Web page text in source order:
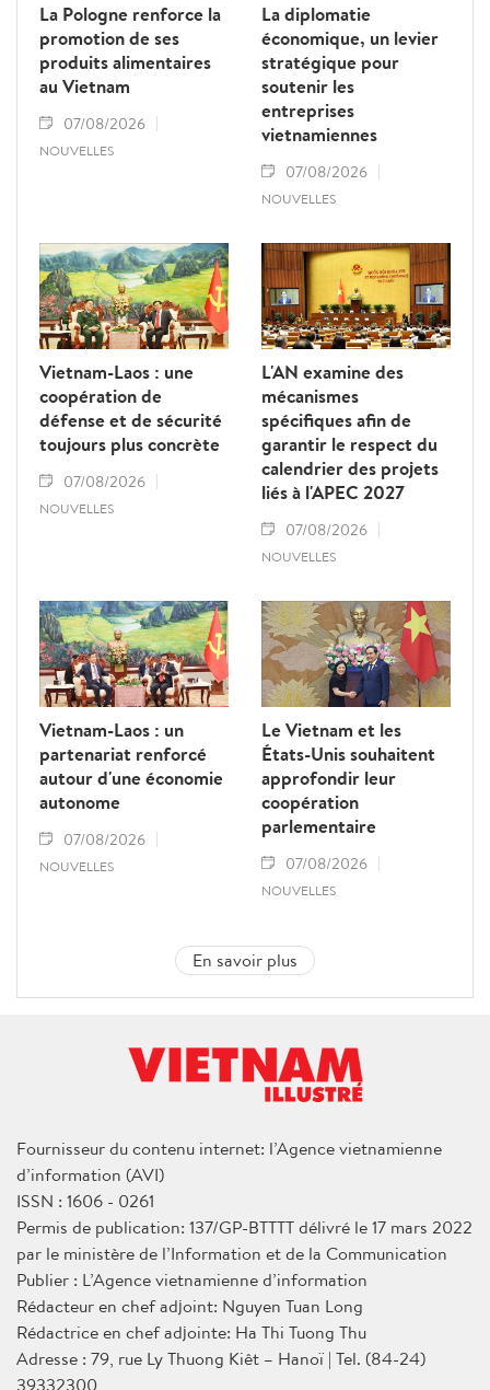
La Pologne renforce la
promotion de ses
produits alimentaires
au Vietnam
07/08/2026
NOUVELLES
La diplomatie
économique, un levier
stratégique pour
soutenir les
entreprises
vietnamiennes
07/08/2026
NOUVELLES
Vietnam-Laos : une
coopération de
défense et de sécurité
toujours plus concrète
07/08/2026
NOUVELLES
L'AN examine des
mécanismes
spécifiques afin de
garantir le respect du
calendrier des projets
liés à l'APEC 2027
07/08/2026
NOUVELLES
Vietnam-Laos : un
partenariat renforcé
autour d'une économie
autonome
07/08/2026
NOUVELLES
Le Vietnam et les
États-Unis souhaitent
approfondir leur
coopération
parlementaire
07/08/2026
NOUVELLES
En savoir plus
Fournisseur du contenu internet: l’Agence vietnamienne
d’information (AVI)
ISSN : 1606 - 0261
Permis de publication: 137/GP-BTTTT délivré le 17 mars 2022
par le ministère de l’Information et de la Communication
Publier : L’Agence vietnamienne d’information
Rédacteur en chef adjoint: Nguyen Tuan Long
Rédactrice en chef adjointe: Ha Thi Tuong Thu
Adresse : 79, rue Ly Thuong Kiêt – Hanoï | Tel. (84-24)
39332300